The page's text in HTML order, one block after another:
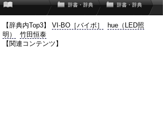
辞書・辞典 辞書・辞典
【辞典内Top3】 VI-BO［バイボ］
hue（LED照
明）
竹田恒泰
【関連コンテンツ】